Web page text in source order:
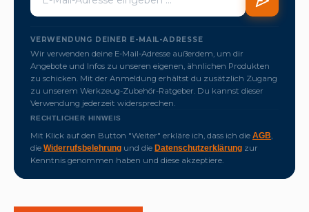
VERWENDUNG DEINER E-MAIL-ADRESSE
Wir verwenden deine E-Mail-Adresse außerdem, um dir
Angebote und Infos zu unseren eigenen, ähnlichen Produkten
zu schicken. Mit der Anmeldung erhältst du zusätzlich Zugang
zu unserem Werkzeug-Zubehör-Ratgeber. Du kannst dieser
Verwendung jederzeit widersprechen.
RECHTLICHER HINWEIS
Mit Klick auf den Button "Weiter" erkläre ich, dass ich die AGB,
die Widerrufsbelehrung und die Datenschutzerklärung zur
Kenntnis genommen haben und diese akzeptiere.